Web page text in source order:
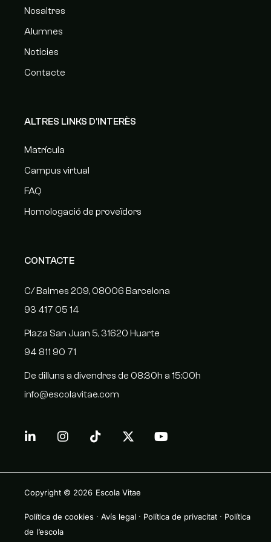
Nosaltres
Alumnes
Noticies
Contacte
ALTRES LINKS D'INTERÈS
Matrícula
Campus virtual
FAQ
Homologació de proveïdors
CONTACTE
C/ Balmes 209, 08006 Barcelona
93 417 05 14
Plaza San Juan 5, 31620 Huarte
94 811 90 71
De dilluns a divendres de 08:30h a 15:00h
info@escolavitae.com
Copyright © 2026 Escola Vitae
Política de cookies · Avís legal · Política de privacitat · Política
de l’escola